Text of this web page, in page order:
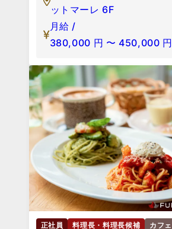
ットマーレ 6F
月給 /
380,000 円 〜 450,000 円
正社員 料理長・料理長候補 カフェ